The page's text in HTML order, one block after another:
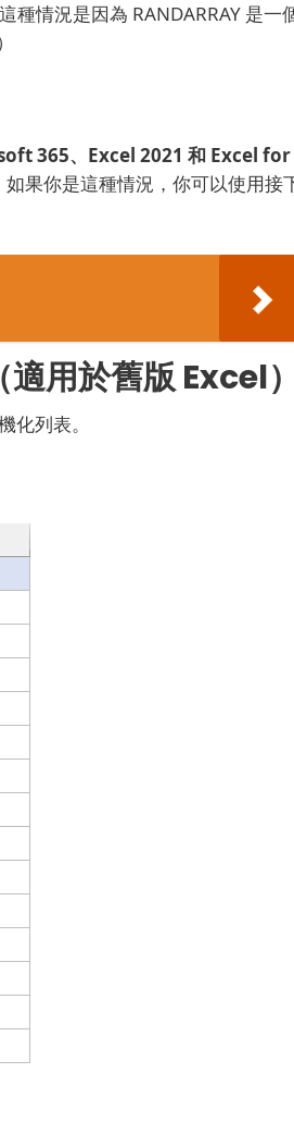
種情況是因為 RANDARRAY 是一
365、Excel 2021 和 Excel for
果你是這種情況，你可以使用接
適用於舊版 Excel
化列表。